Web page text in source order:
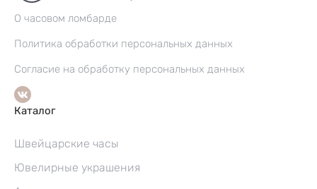
О часовом ломбарде
Политика обработки персональных данных
Согласие на обработку персональных данных
Каталог
Швейцарские часы
Ювелирные украшения